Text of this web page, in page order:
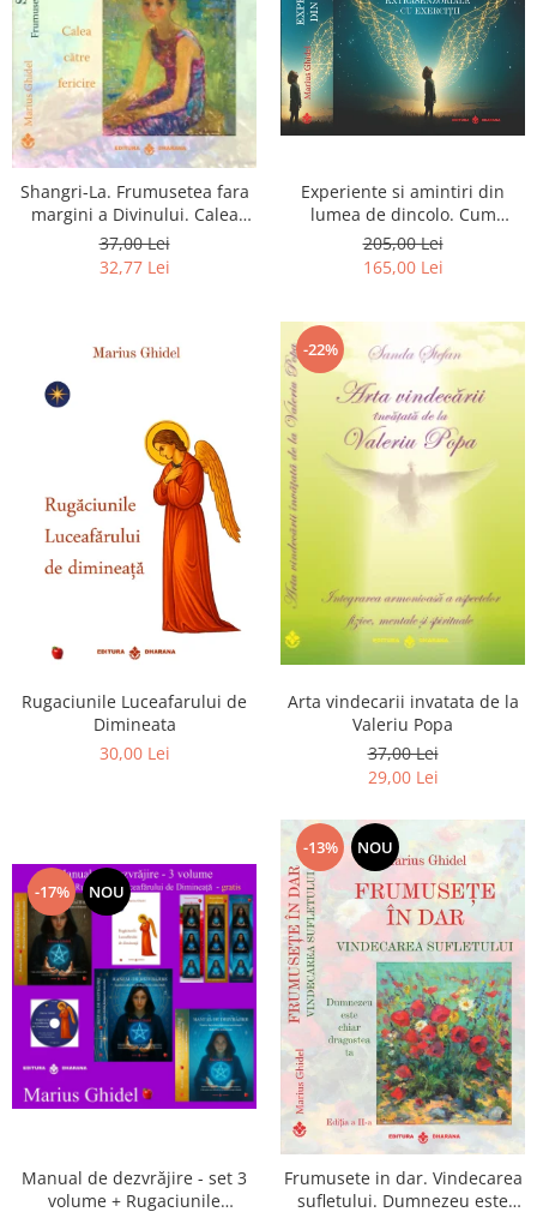
Shangri-La. Frumusetea fara
margini a Divinului. Calea
catre fericire
37,00 Lei
32,77 Lei
Experiente si amintiri din
lumea de dincolo. Cum
obtinem puteri
extrasenzoriale - cu exercitii
205,00 Lei
165,00 Lei
Rugaciunile Luceafarului de
Dimineata
30,00 Lei
-22%
Arta vindecarii invatata de la
Valeriu Popa
37,00 Lei
29,00 Lei
-17% NOU
Manual de dezvrăjire - set 3
volume + Rugaciunile
-13% NOU
Frumusete in dar. Vindecarea
sufletului. Dumnezeu este